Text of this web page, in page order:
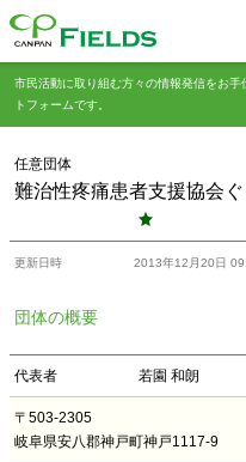
市民活動に取り組む方々の情報発信をお
トフォームです。
任意団体
難治性疼痛患者支援協会
更新日時 2013年12月20日
団体の概要
代表者 若園 和朗
〒503-2305
岐阜県安八郡神戸町神戸1117-9